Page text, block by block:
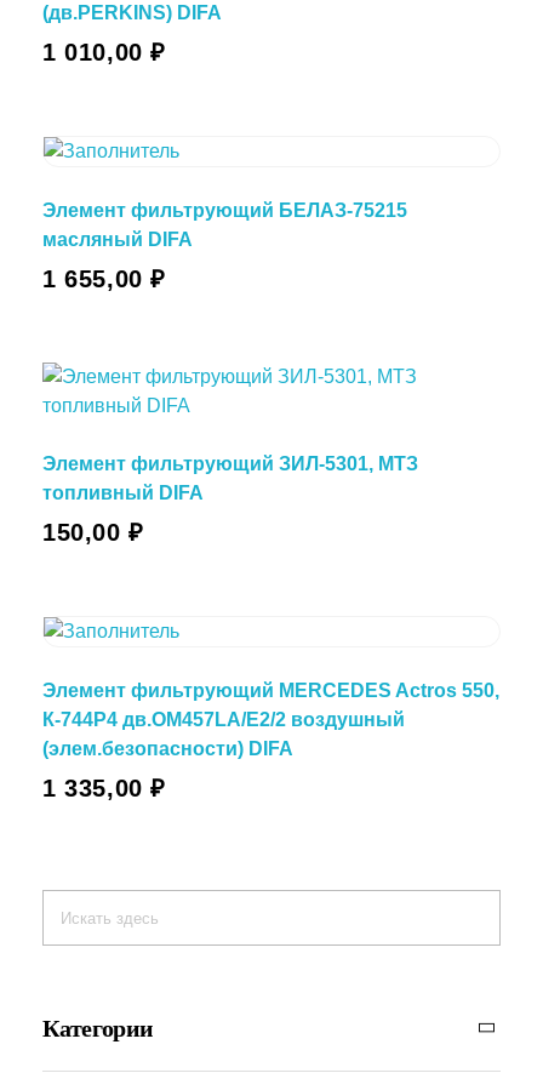
(дв.PERKINS) DIFA
1 010,00₽
Элемент фильтрующий БЕЛАЗ-75215
масляный DIFA
1 655,00₽
Элемент фильтрующий ЗИЛ-5301, МТЗ
топливный DIFA
150,00₽
Элемент фильтрующий MERCEDES Actros 550,
К-744P4 дв.OM457LA/E2/2 воздушный
(элем.безопасности) DIFA
1 335,00₽
Категории